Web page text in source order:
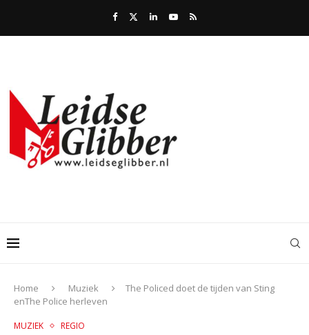
Home Muziek
The Policed doet de tijden van Sting
enThe Police herleven
MUZIEK REGIO